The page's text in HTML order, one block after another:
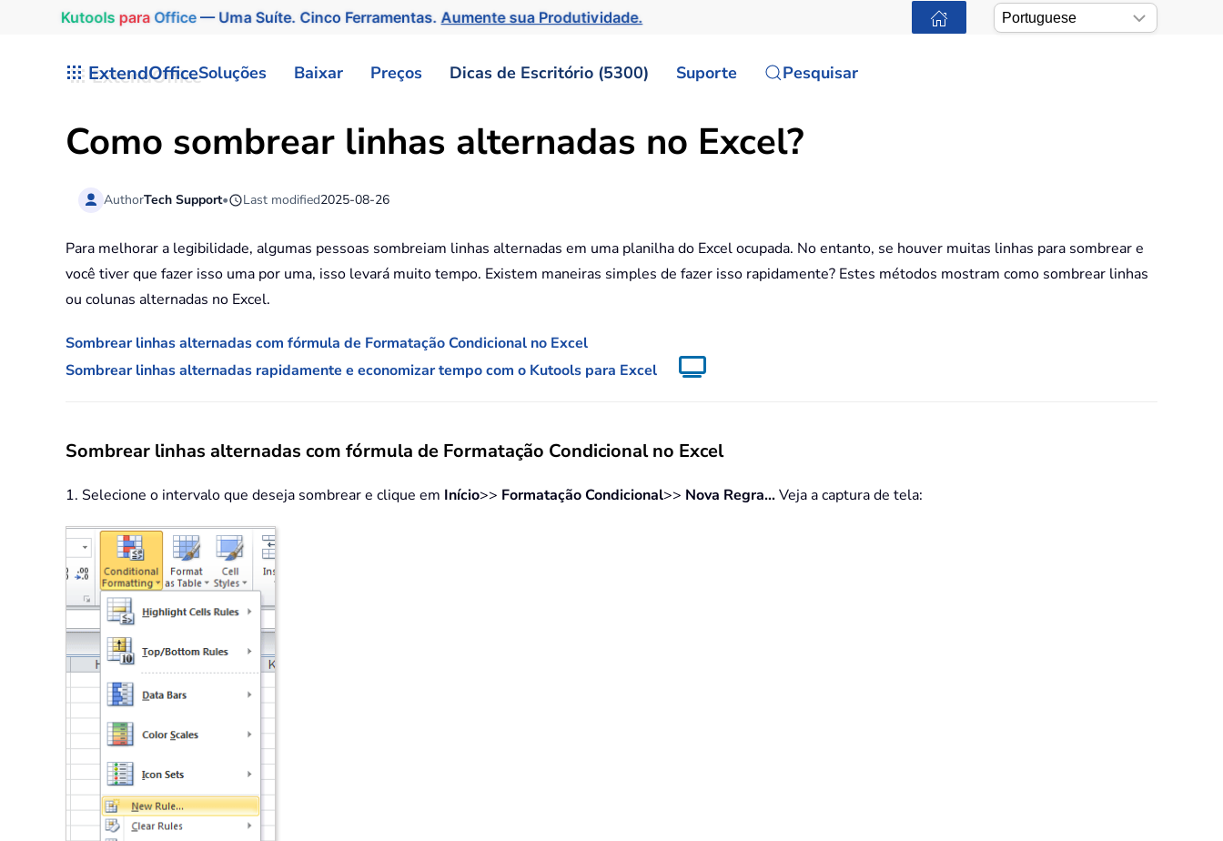
Kutools para Office— Uma Suíte. Cinco Ferramentas.Aumente sua Produtividade.
ExtendOfficeSoluções Baixar Preços Dicas de Escritório (5300) Suporte Pesquisar
Como sombrear linhas alternadas no Excel?
AuthorTech Support• Last modified2025-08-26
Para melhorar a legibilidade, algumas pessoas sombreiam linhas alternadas em uma planilha do Excel ocupada. No entanto, se houver muitas linhas para sombrear e
você tiver que fazer isso uma por uma, isso levará muito tempo. Existem maneiras simples de fazer isso rapidamente? Estes métodos mostram como sombrear linhas
ou colunas alternadas no Excel.
Sombrear linhas alternadas com fórmula de Formatação Condicional no Excel
Sombrear linhas alternadas rapidamente e economizar tempo com o Kutools para Excel
Sombrear linhas alternadas com fórmula de Formatação Condicional no Excel
1. Selecione o intervalo que deseja sombrear e clique em Início>> Formatação Condicional>> Nova Regra...Veja a captura de tela: